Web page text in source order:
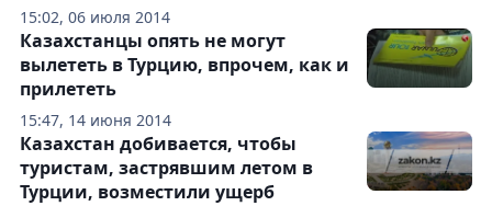
15:02, 06 июля 2014
15:47, 14 июня 2014
Казахстанцы опять не могут
вылететь в Турцию, впрочем, как и
прилететь
Казахстан добивается, чтобы
туристам, застрявшим летом в
Турции, возместили ущерб